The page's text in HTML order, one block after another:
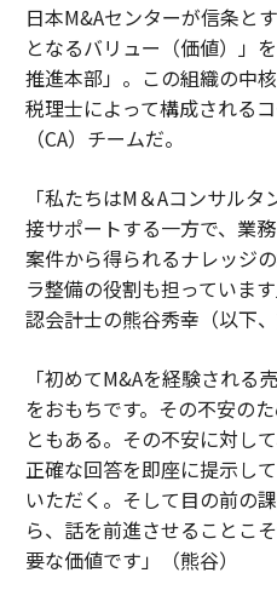
日本M&Aセンターが信条と
となるバリュー（価値）」
推進本部」。この組織の中
税理士によって構成される
（CA）チームだ。
「私たちはM＆Aコンサル
接サポートする一方で、業
案件から得られるナレッジ
ラ整備の役割も担っていま
認会計士の熊谷秀幸（以下、
「初めてM&Aを経験される
をおもちです。その不安の
ともある。その不安に対し
正確な回答を即座に提示し
いただく。そして目の前の
ら、話を前進させることこ
要な価値です」（熊谷）